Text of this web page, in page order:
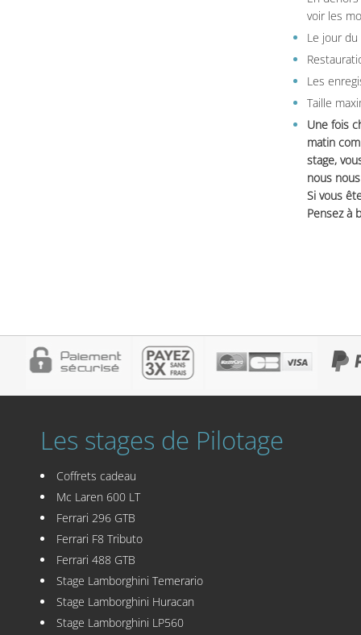
voir les
Le jour
Les
Taille
Une fois
matin
stage,
nous
Si vous
Pensez à
Les stages de Pilotage
Coffrets cadeau
Mc Laren 600 LT
Ferrari 296 GTB
Ferrari F8 Tributo
Ferrari 488 GTB
Stage Lamborghini Temerario
Stage Lamborghini Huracan
Stage Lamborghini LP560